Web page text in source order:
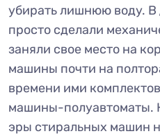
убирать лишнюю воду. В
просто сделали
заняли свое место на
машины почти на
времени ими
машины-полуавтоматы.
эры стиральных машин